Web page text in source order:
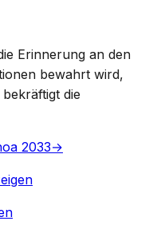
Erinnerung an den
bewahrt wird,
die
2033→